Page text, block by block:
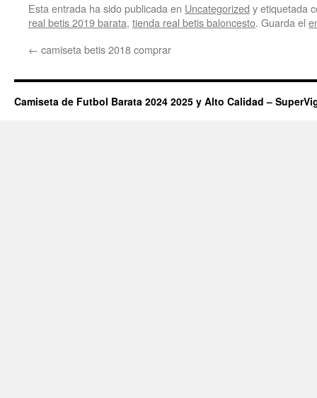
Esta entrada ha sido publicada en Uncategorized y etiquetada
real betis 2019 barata, tienda real betis baloncesto. Guarda el
← camiseta betis 2018 comprar
Camiseta de Futbol Barata 2024 2025 y Alto Calidad –